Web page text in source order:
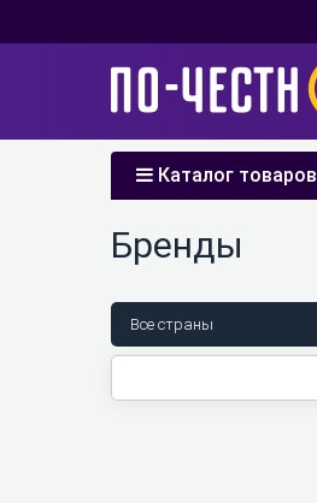
Каталог товаров
Бренды